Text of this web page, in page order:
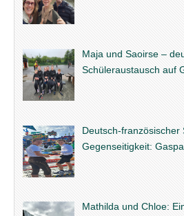
Maja und Saoirse –
Schüleraustausch auf
Deutsch-französischer
Gegenseitigkeit:
Mathilda und Chloe: